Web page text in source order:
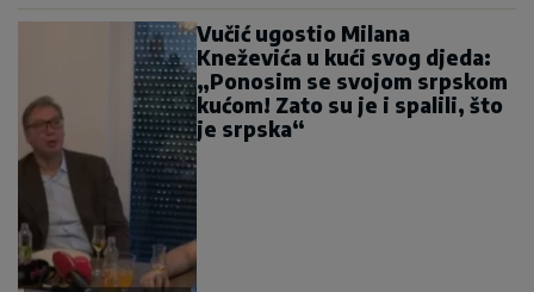
Vučić ugostio Milana
Kneževića u kući svog djeda:
„Ponosim se svojom srpskom
kućom! Zato su je i spalili, što
je srpska“